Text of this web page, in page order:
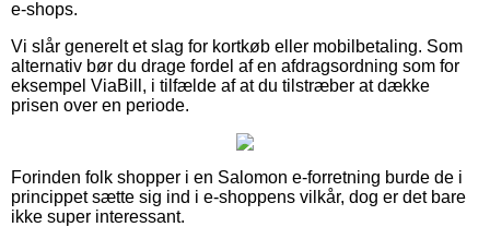
e-shops.
Vi slår generelt et slag for kortkøb eller mobilbetaling. Som
alternativ bør du drage fordel af en afdragsordning som for
eksempel ViaBill, i tilfælde af at du tilstræber at dække
prisen over en periode.
Forinden folk shopper i en Salomon e-forretning burde de i
princippet sætte sig ind i e-shoppens vilkår, dog er det bare
ikke super interessant.